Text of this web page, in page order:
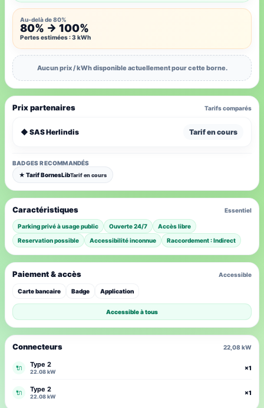
Au-delà de 80%
80% → 100%
Pertes estimées : 3 kWh
Aucun prix / kWh disponible actuellement pour cette borne.
Prix partenaires Tarifs comparés
◆ SAS Herlindis Tarif en cours
BADGES RECOMMANDÉS
★ Tarif BornesLibTarif en cours
Caractéristiques Essentiel
Parking privé à usage public Ouverte 24/7
Accès libre
Reservation possible
Accessibilité inconnue Raccordement : Indirect
Connecteurs 22,08 kW
🔌 Type 2
22.08 kW
×1
🔌 Type 2
22.08 kW
×1
Paiement & accès Accessible
Carte bancaire Badge Application
Accessible à tous